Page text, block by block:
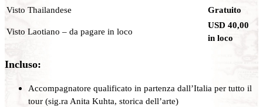
Visto Thailandese Gratuito
Visto Laotiano – da pagare in loco
USD 40,00
in loco
Incluso:
Accompagnatore qualificato in partenza dall’Italia per tutto il
tour (sig.ra Anita Kuhta, storica dell’arte)